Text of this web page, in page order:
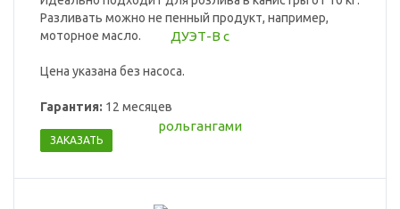
Разливать можно не пенный продукт, например,
моторное масло.
Цена указана без насоса.
Гарантия: 12 месяцев
ЗАКАЗАТЬ